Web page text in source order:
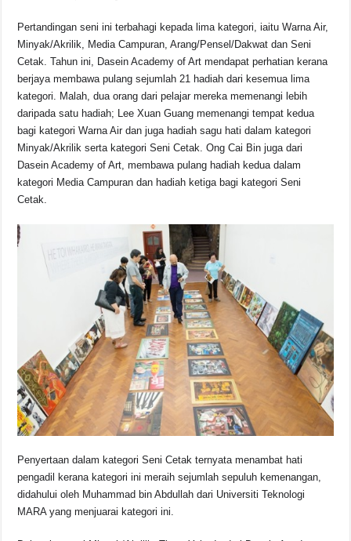
Pertandingan seni ini terbahagi kepada lima kategori, iaitu Warna Air,
Minyak/Akrilik, Media Campuran, Arang/Pensel/Dakwat dan Seni
Cetak. Tahun ini, Dasein Academy of Art mendapat perhatian kerana
berjaya membawa pulang sejumlah 21 hadiah dari kesemua lima
kategori. Malah, dua orang dari pelajar mereka memenangi lebih
daripada satu hadiah; Lee Xuan Guang memenangi tempat kedua
bagi kategori Warna Air dan juga hadiah sagu hati dalam kategori
Minyak/Akrilik serta kategori Seni Cetak. Ong Cai Bin juga dari
Dasein Academy of Art, membawa pulang hadiah kedua dalam
kategori Media Campuran dan hadiah ketiga bagi kategori Seni
Cetak.
Penyertaan dalam kategori Seni Cetak ternyata menambat hati
pengadil kerana kategori ini meraih sejumlah sepuluh kemenangan,
didahului oleh Muhammad bin Abdullah dari Universiti Teknologi
MARA yang menjuarai kategori ini.